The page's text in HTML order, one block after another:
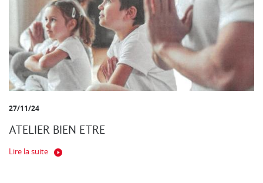
27/11/24
ATELIER BIEN ETRE
Lire la suite